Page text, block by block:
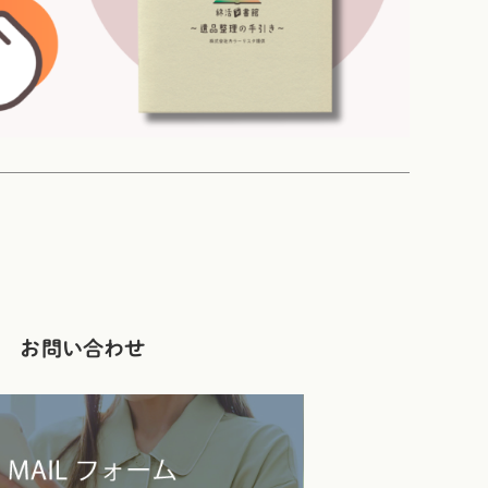
お問い合わせ